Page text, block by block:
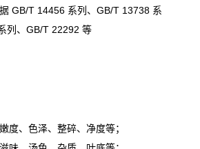
GB/T 14456 系列、GB/T 13738 系
列、GB/T 22292 等
度、色泽、整碎、净度等；